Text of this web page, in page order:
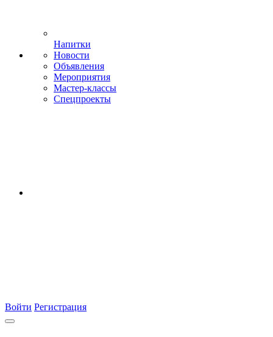
Напитки
Новости
Объявления
Мероприятия
Мастер-классы
Спецпроекты
Войти Регистрация